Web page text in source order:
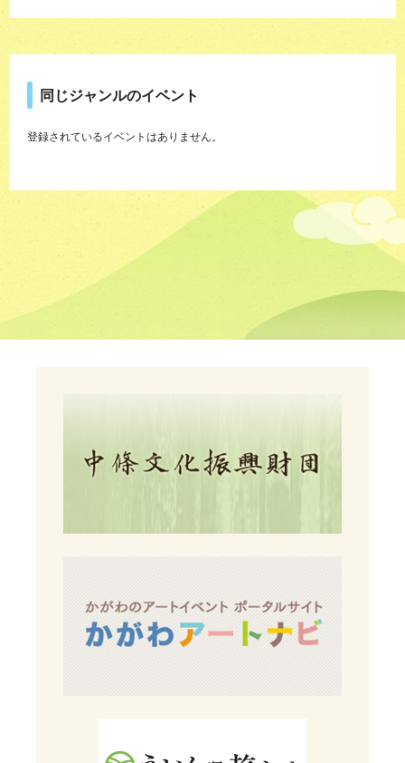
同じジャンルのイベント
登録されているイベントはありません。